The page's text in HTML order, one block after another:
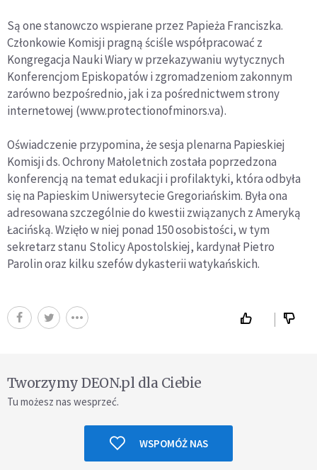
Są one stanowczo wspierane przez Papieża Franciszka.
Członkowie Komisji pragną ściśle współpracować z
Kongregacja Nauki Wiary w przekazywaniu wytycznych
Konferencjom Episkopatów i zgromadzeniom zakonnym
zarówno bezpośrednio, jak i za pośrednictwem strony
internetowej (www.protectionofminors.va).
Oświadczenie przypomina, że sesja plenarna Papieskiej
Komisji ds. Ochrony Małoletnich została poprzedzona
konferencją na temat edukacji i profilaktyki, która odbyła
się na Papieskim Uniwersytecie Gregoriańskim. Była ona
adresowana szczególnie do kwestii związanych z Ameryką
Łacińską. Wzięło w niej ponad 150 osobistości, w tym
sekretarz stanu Stolicy Apostolskiej, kardynał Pietro
Parolin oraz kilku szefów dykasterii watykańskich.
Tworzymy DEON.pl dla Ciebie
Tu możesz nas wesprzeć.
WSPOMÓŻ NAS